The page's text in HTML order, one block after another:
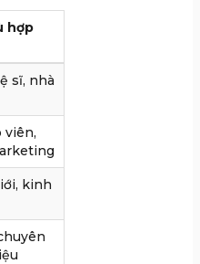
hợp
sĩ, nhà
viên,
kinh